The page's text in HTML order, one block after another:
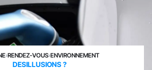
›RENDEZ-VOUS›ENVIRONNEMENT
DESILLUSIONS ?